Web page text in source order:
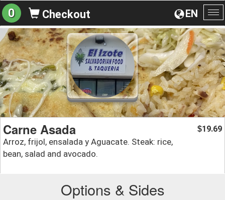
EN
0 Checkout
Carne Asada
Arroz, frijol, ensalada y Aguacate. Steak: rice,
bean, salad and avocado.
$19.69
Options & Sides